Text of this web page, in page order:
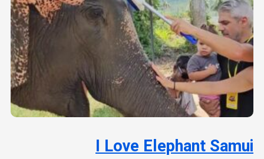
I Love Elephant Samui